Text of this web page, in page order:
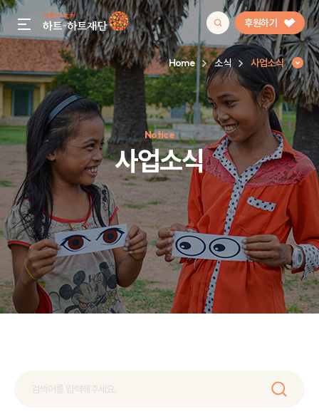
gnb menu open 후원하기
인기 키워드
#정기후원#하트플레이스#캠페인#팬덤후원
Home 소식 사업소식
Notice
사업소식
사업소식